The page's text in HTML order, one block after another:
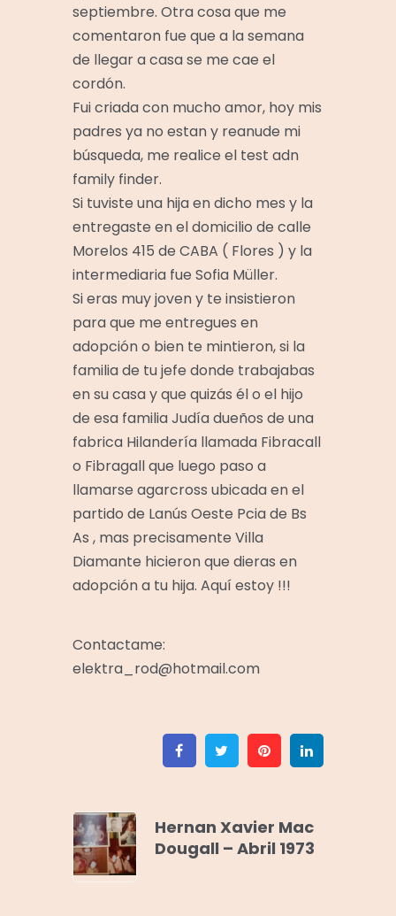
septiembre. Otra cosa que me
comentaron fue que a la semana
de llegar a casa se me cae el
cordón.
Fui criada con mucho amor, hoy mis
padres ya no estan y reanude mi
búsqueda, me realice el test adn
family finder.
Si tuviste una hija en dicho mes y la
entregaste en el domicilio de calle
Morelos 415 de CABA ( Flores ) y la
intermediaria fue Sofia Müller.
Si eras muy joven y te insistieron
para que me entregues en
adopción o bien te mintieron, si la
familia de tu jefe donde trabajabas
en su casa y que quizás él o el hijo
de esa familia Judía dueños de una
fabrica Hilandería llamada Fibracall
o Fibragall que luego paso a
llamarse agarcross ubicada en el
partido de Lanús Oeste Pcia de Bs
As , mas precisamente Villa
Diamante hicieron que dieras en
adopción a tu hija. Aquí estoy !!!
Contactame:
elektra_rod@hotmail.com
FacebookTwitter Pinterest
Hernan Xavier Mac
Dougall – Abril 1973